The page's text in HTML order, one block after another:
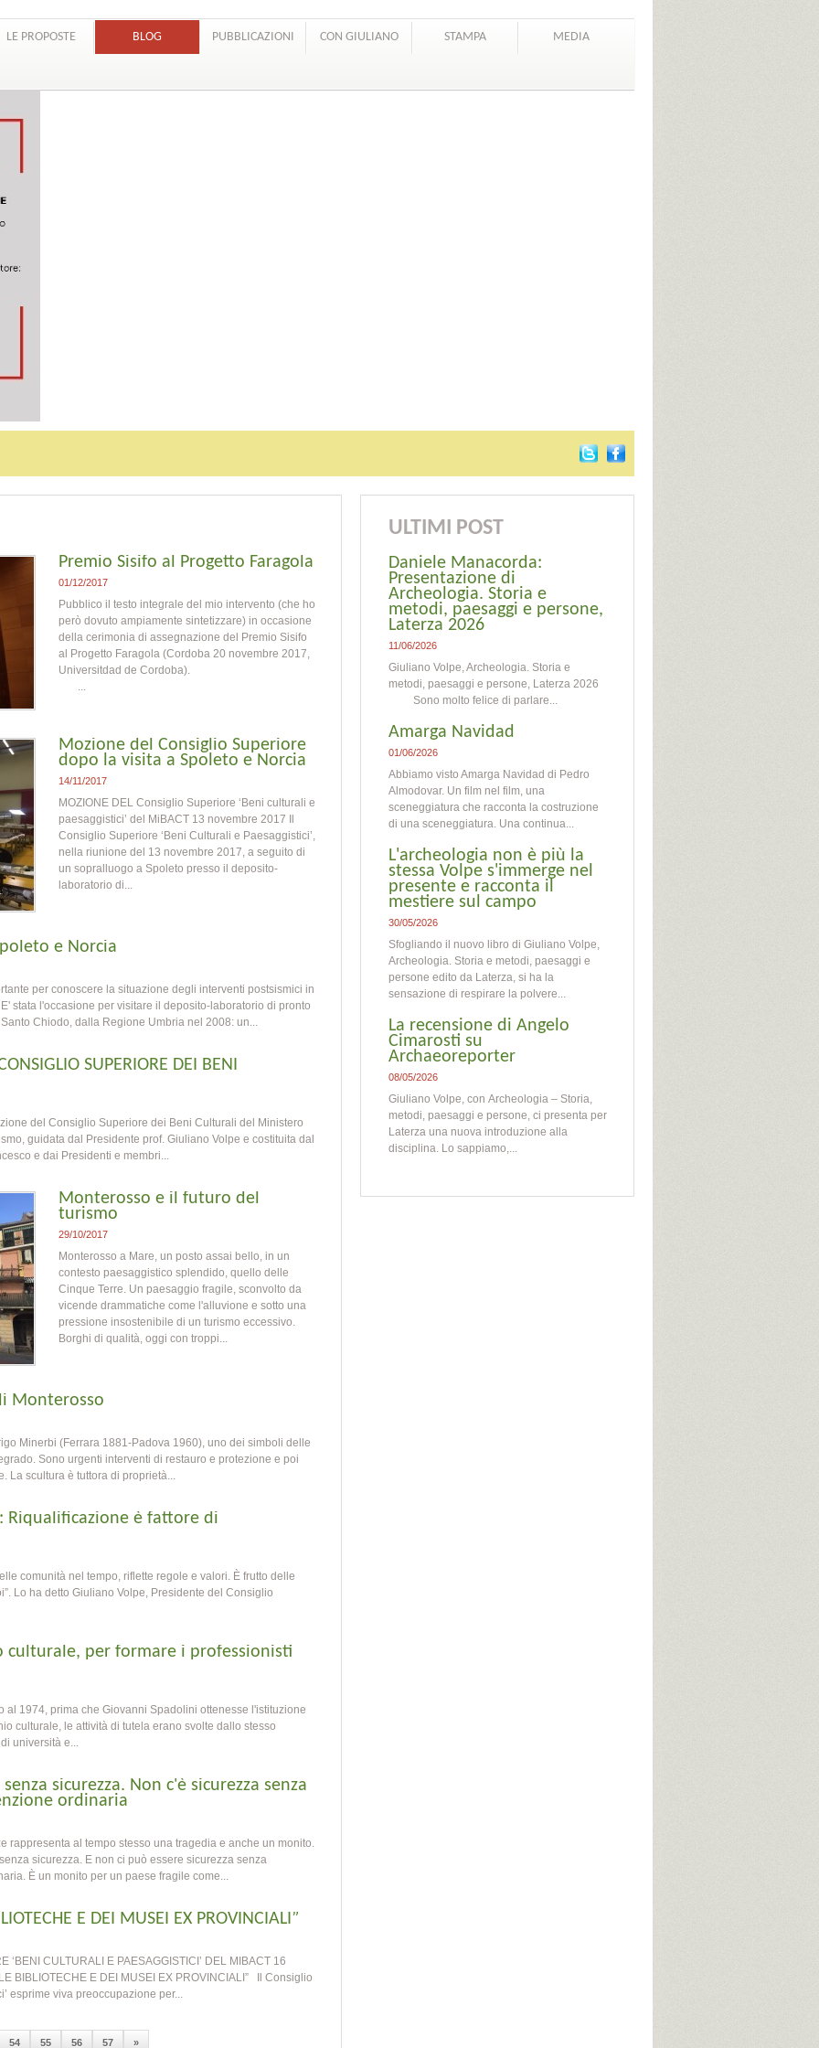
LE PROPOSTE BLOG PUBBLICAZIONI CON GIULIANO STAMPA MEDIA
Premio Sisifo al Progetto Faragola
01/12/2017
Pubblico il testo integrale del mio intervento (che ho
però dovuto ampiamente sintetizzare) in occasione
della cerimonia di assegnazione del Premio Sisifo
al Progetto Faragola (Cordoba 20 novembre 2017,
Universitdad de Cordoba).
...
Mozione del Consiglio Superiore
dopo la visita a Spoleto e Norcia
14/11/2017
MOZIONE DEL Consiglio Superiore ‘Beni culturali e
paesaggistici’ del MiBACT 13 novembre 2017 Il
Consiglio Superiore ‘Beni Culturali e Paesaggistici’,
nella riunione del 13 novembre 2017, a seguito di
un sopralluogo a Spoleto presso il deposito-
laboratorio di...
e Norcia
per conoscere la situazione degli interventi postsismici in
stata l'occasione per visitare il deposito-laboratorio di pronto
Chiodo, dalla Regione Umbria nel 2008: un...
SUPERIORE DEI BENI
del Consiglio Superiore dei Beni Culturali del Ministero
guidata dal Presidente prof. Giuliano Volpe e costituita dal
e dai Presidenti e membri...
Monterosso e il futuro del
turismo
29/10/2017
Monterosso a Mare, un posto assai bello, in un
contesto paesaggistico splendido, quello delle
Cinque Terre. Un paesaggio fragile, sconvolto da
vicende drammatiche come l'alluvione e sotto una
pressione insostenibile di un turismo eccessivo.
Borghi di qualità, oggi con troppi...
Monterosso
Minerbi (Ferrara 1881-Padova 1960), uno dei simboli delle
Sono urgenti interventi di restauro e protezione e poi
La scultura è tuttora di proprietà...
Riqualificazione è fattore di
comunità nel tempo, riflette regole e valori. È frutto delle
Lo ha detto Giuliano Volpe, Presidente del Consiglio
per formare i professionisti
al 1974, prima che Giovanni Spadolini ottenesse l'istituzione
culturale, le attività di tutela erano svolte dallo stesso
università e...
sicurezza. Non c'è sicurezza senza
ordinaria
rappresenta al tempo stesso una tragedia e anche un monito.
sicurezza. E non ci può essere sicurezza senza
È un monito per un paese fragile come...
E DEI MUSEI EX PROVINCIALI”
‘BENI CULTURALI E PAESAGGISTICI’ DEL MIBACT 16
BIBLIOTECHE E DEI MUSEI EX PROVINCIALI” Il Consiglio
esprime viva preoccupazione per...
54 55 56 57 »
ULTIMI POST
Daniele Manacorda:
Presentazione di
Archeologia. Storia e
metodi, paesaggi e persone,
Laterza 2026
11/06/2026
Giuliano Volpe, Archeologia. Storia e
metodi, paesaggi e persone, Laterza 2026
Sono molto felice di parlare...
Amarga Navidad
01/06/2026
Abbiamo visto Amarga Navidad di Pedro
Almodovar. Un film nel film, una
sceneggiatura che racconta la costruzione
di una sceneggiatura. Una continua...
L'archeologia non è più la
stessa Volpe s'immerge nel
presente e racconta il
mestiere sul campo
30/05/2026
Sfogliando il nuovo libro di Giuliano Volpe,
Archeologia. Storia e metodi, paesaggi e
persone edito da Laterza, si ha la
sensazione di respirare la polvere...
La recensione di Angelo
Cimarosti su
Archaeoreporter
08/05/2026
Giuliano Volpe, con Archeologia – Storia,
metodi, paesaggi e persone, ci presenta per
Laterza una nuova introduzione alla
disciplina. Lo sappiamo,...